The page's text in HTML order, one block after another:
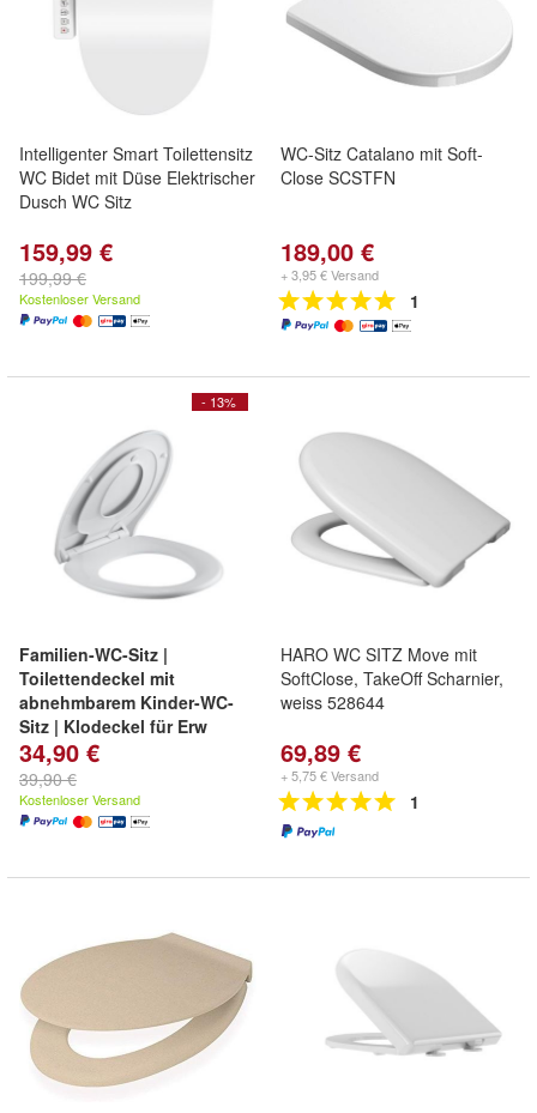
Intelligenter Smart Toilettensitz
WC Bidet mit Düse Elektrischer
Dusch WC Sitz
159,99 €
199,99 €
Kostenloser Versand
WC-Sitz Catalano mit Soft-
Close SCSTFN
189,00 €
+ 3,95 € Versand
1
- 13%
Familien-WC-Sitz |
Toilettendeckel mit
abnehmbarem Kinder-WC-
Sitz | Klodeckel für Erw
34,90 €
39,90 €
Kostenloser Versand
HARO WC SITZ Move mit
SoftClose, TakeOff Scharnier,
weiss 528644
69,89 €
+ 5,75 € Versand
1